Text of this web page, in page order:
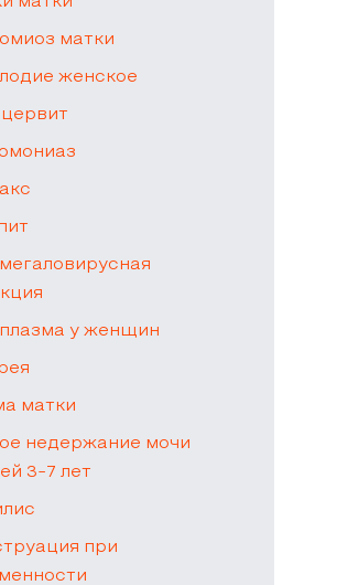
матки
женское
у женщин
матки
недержание мочи
3-7 лет
при